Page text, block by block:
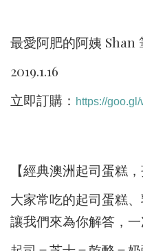
最愛阿肥的阿姨 Shan
2019.1.16
立即訂購： https://
【經典澳洲起司蛋糕
大家常吃的起司蛋糕
讓我們來為你解答，一